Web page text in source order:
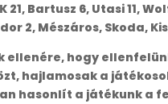
Bartusz 6, Utasi 11,
2, Mészáros, Skoda,
ellenére, hogy
hajlamosak a
hasonlít a játékunk a